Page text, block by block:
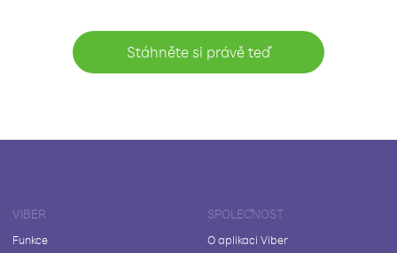
Stáhněte si právě teď
VIBER
Funkce
SPOLEČNOST
O aplikaci Viber